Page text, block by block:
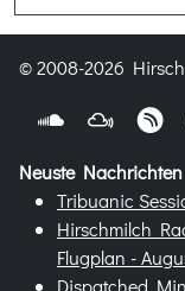
© 2008-2026
Neuste Nachrichten
Tribuanic
Hirschmilch
Flugplan -
Dispatched